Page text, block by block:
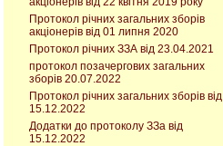
Протокол річних загальних зборів
акціонерів від 01 липня 2020
Протокол річних ЗЗА від 23.04.2021
протокол позачергових загальних
зборів 20.07.2022
Протокол річних загальних зборів від
15.12.2022
Додатки до протоколу ЗЗа від
15.12.2022